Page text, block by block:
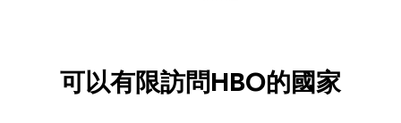
可以有限訪問HBO的國家